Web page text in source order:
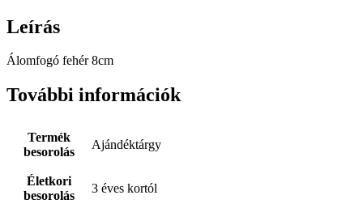
Leírás
Álomfogó fehér 8cm
További információk
Termék
besorolás
Ajándéktárgy
Életkori
besorolás
3 éves kortól